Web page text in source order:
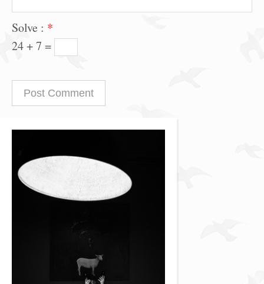
Solve : *
24 + 7 =